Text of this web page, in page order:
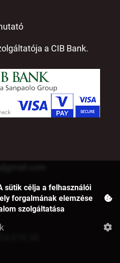
a CIB Bank.
sütik célja a felhasználói
forgalmának elemzése
szolgáltatása